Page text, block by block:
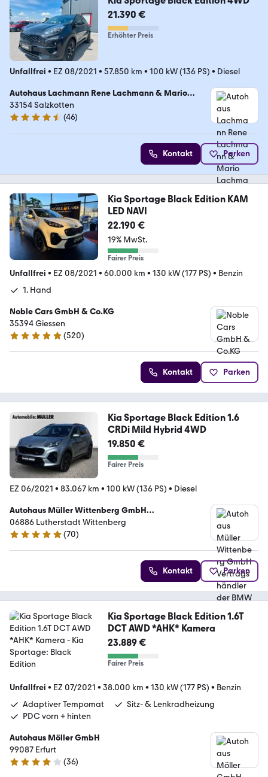
21.390 €
Erhöhter Preis
Unfallfrei • EZ 08/2021 • 57.850 km • 100 kW (136 PS) • Diesel
Autohaus Lachmann Rene Lachmann & Mario
Lachmann GbR
33154 Salzkotten
4.4 Sterne
(46)
Kontakt Parken
Kia Sportage Black Edition KAM
LED NAVI
22.190 €
19% MwSt.
Fairer Preis
Unfallfrei • EZ 08/2021 • 60.000 km • 130 kW (177 PS) • Benzin
1. Hand
Noble Cars GmbH & Co.KG
35394 Giessen
4.9 Sterne
(520)
Kontakt Parken
Kia Sportage Black Edition 1.6
CRDi Mild Hybrid 4WD
19.850 €
Fairer Preis
EZ 06/2021 • 83.067 km • 100 kW (136 PS) • Diesel
Autohaus Müller Wittenberg GmbH
Vertragshändler der BMW AG
06886 Lutherstadt Wittenberg
5 Sterne
(70)
Kontakt Parken
Kia Sportage Black Edition 1.6T
DCT AWD *AHK* Kamera
23.889 €
Fairer Preis
Unfallfrei • EZ 07/2021 • 38.000 km • 130 kW (177 PS) • Benzin
Adaptiver Tempomat
Sitz- & Lenkradheizung
PDC vorn + hinten
Autohaus Möller GmbH
99087 Erfurt
4.1 Sterne
(36)